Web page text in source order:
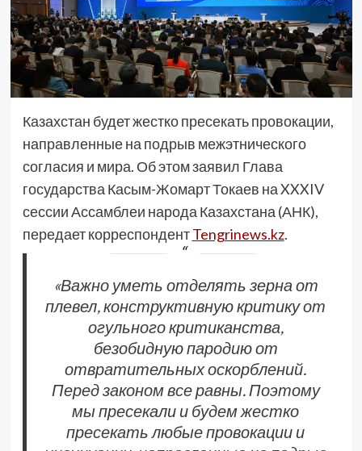
Казахстан будет жестко пресекать провокации,
направленные на подрыв межэтнического
согласия и мира. Об этом заявил Глава
государства Касым-Жомарт Токаев на XXXIV
сессии Ассамблеи народа Казахстана (АНК),
передает корреспондентTengrinews.kz.
«Важно уметь отделять зерна от
плевел, конструктивную критику от
огульного критиканства,
безобидную пародию от
отвратительных оскорблений.
Перед законом все равны. Поэтому
мы пресекали и будем жестко
пресекать любые провокации и